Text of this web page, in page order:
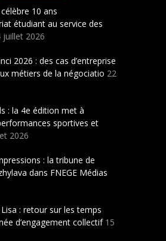
10 ans
étudiant au service des
juillet 2026
2026 : des cas d’entreprise
métiers de la négociatio 22
: la 4e édition met à
sportives et
2026
: la tribune de
dans FNEGE Médias
: retour sur les temps
d’engagement collectif 15